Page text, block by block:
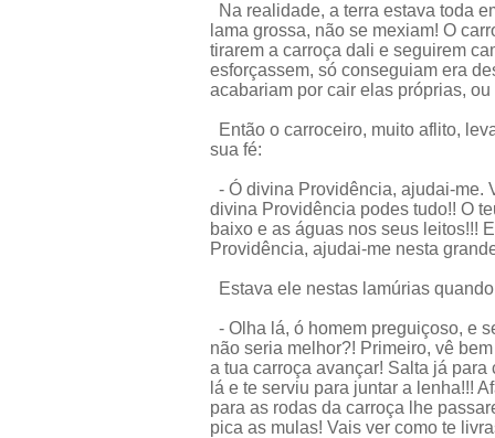
Na realidade, a terra estava toda
lama grossa, não se mexiam! O
tirarem a carroça dali e seguirem
esforçassem, só conseguiam era
acabariam por cair elas próprias,
Então o carroceiro, muito aflito,
sua fé:
- Ó divina Providência, ajudai-me.
divina Providência podes tudo!! O
baixo e as águas nos seus leitos!!!
Providência, ajudai-me nesta
Estava ele nestas lamúrias
- Olha lá, ó homem preguiçoso, e
não seria melhor?! Primeiro, vê
a tua carroça avançar! Salta já
lá e te serviu para juntar a lenha!!!
para as rodas da carroça lhe
pica as mulas! Vais ver como te